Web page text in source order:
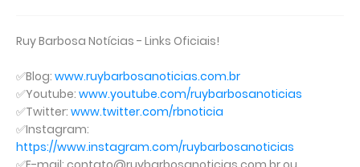
Ruy Barbosa Notícias - Links Oficiais!
✅Blog: www.ruybarbosanoticias.com.br
✅Youtube: www.youtube.com/ruybarbosanoticias
✅Twitter: www.twitter.com/rbnoticia
✅Instagram:
https://www.instagram.com/ruybarbosanoticias